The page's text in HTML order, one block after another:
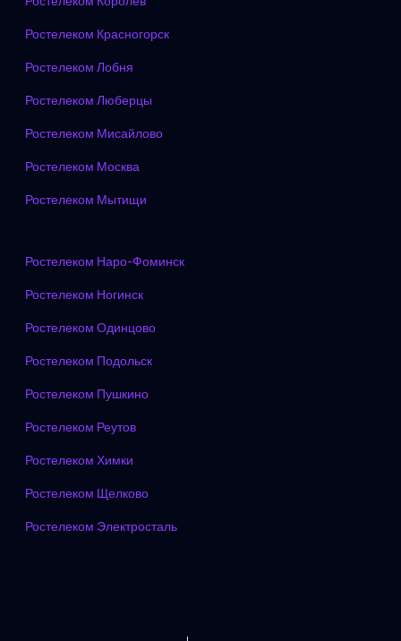
Ростелеком Красногорск
Ростелеком Лобня
Ростелеком Люберцы
Ростелеком Мисайлово
Ростелеком Москва
Ростелеком Мытищи
Ростелеком Наро-Фоминск
Ростелеком Ногинск
Ростелеком Одинцово
Ростелеком Подольск
Ростелеком Пушкино
Ростелеком Реутов
Ростелеком Химки
Ростелеком Щелково
Ростелеком Электросталь